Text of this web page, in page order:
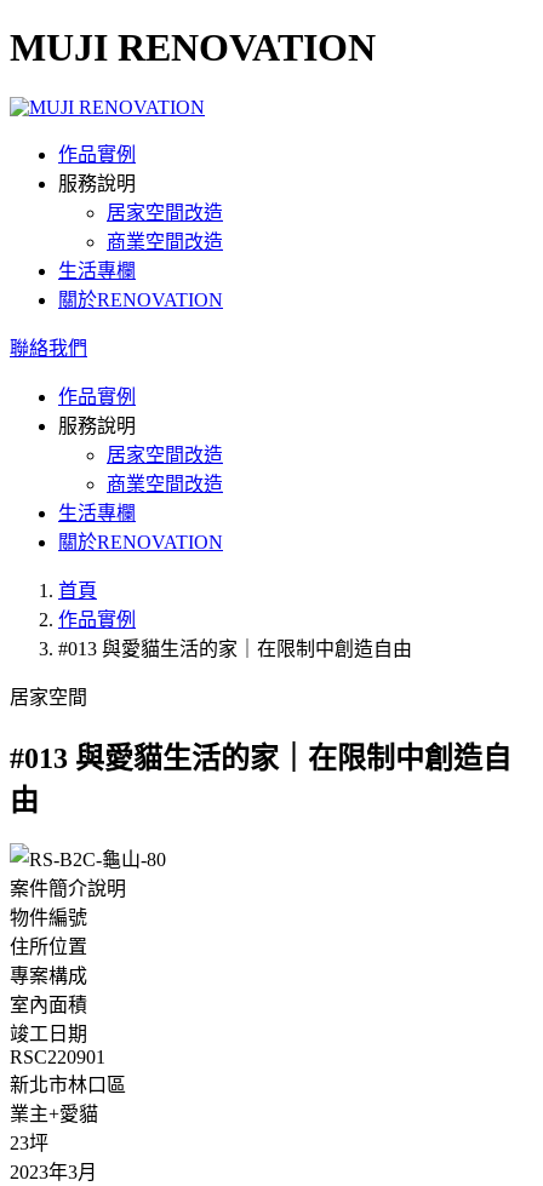
MUJI RENOVATION
作品實例
服務說明
居家空間改造
商業空間改造
生活專欄
關於RENOVATION
聯絡我們
作品實例
服務說明
居家空間改造
商業空間改造
生活專欄
關於RENOVATION
首頁
作品實例
#013 與愛貓生活的家｜在限制中創造自由
居家空間
#013 與愛貓生活的家｜在限制中創造自
由
案件簡介說明
物件編號
住所位置
專案構成
室內面積
竣工日期
RSC220901
新北市林口區
業主+愛貓
23坪
2023年3月